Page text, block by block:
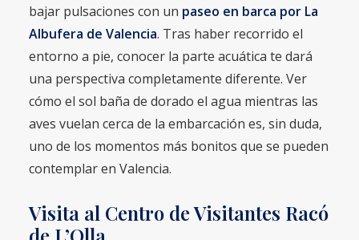
bajar pulsaciones con un paseo en barca por La
Albufera de Valencia. Tras haber recorrido el
entorno a pie, conocer la parte acuática te dará
una perspectiva completamente diferente. Ver
cómo el sol baña de dorado el agua mientras las
aves vuelan cerca de la embarcación es, sin duda,
uno de los momentos más bonitos que se pueden
contemplar en Valencia.
Visita al Centro de Visitantes Racó